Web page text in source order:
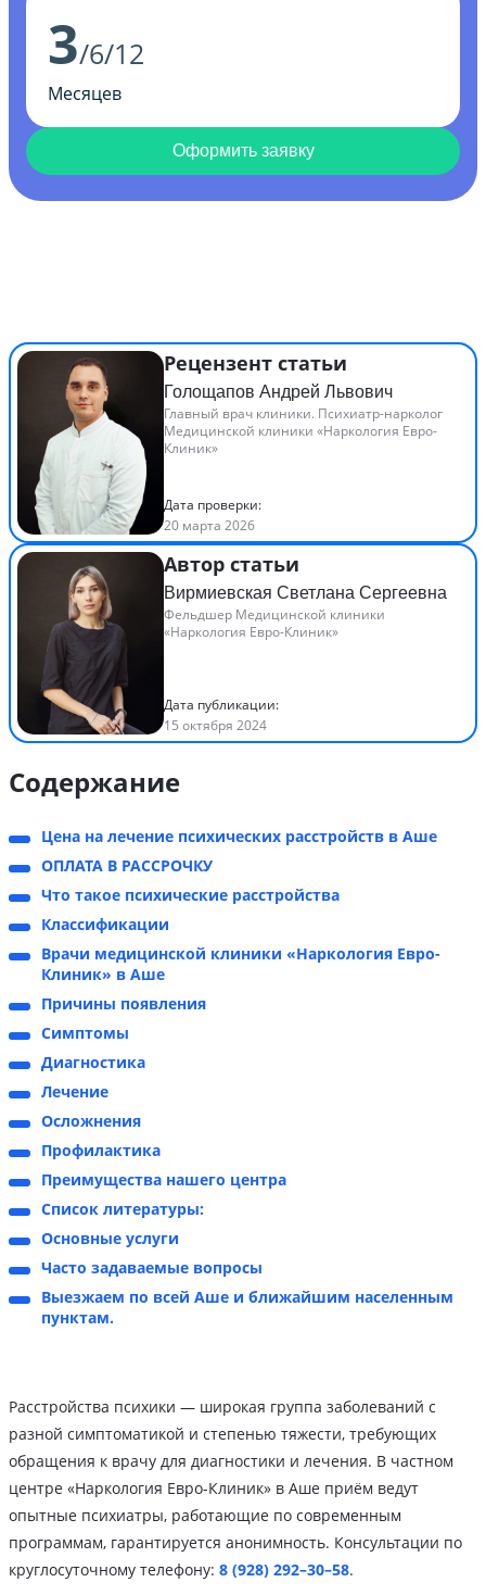
3/6/12
Месяцев
Оформить заявку
Рецензент статьи
Голощапов Андрей Львович
Главный врач клиники. Психиатр-нарколог
Медицинской клиники «Наркология Евро-
Клиник»
Дата проверки:
20 марта 2026
Автор статьи
Вирмиевская Светлана Сергеевна
Фельдшер Медицинской клиники
«Наркология Евро-Клиник»
Дата публикации:
15 октября 2024
Содержание
Цена на лечение психических расстройств в Аше
ОПЛАТА В РАССРОЧКУ
Что такое психические расстройства
Классификации
Врачи медицинской клиники «Наркология Евро-
Клиник» в Аше
Причины появления
Симптомы
Диагностика
Лечение
Осложнения
Профилактика
Преимущества нашего центра
Список литературы:
Основные услуги
Часто задаваемые вопросы
Выезжаем по всей Аше и ближайшим населенным
пунктам.
Расстройства психики — широкая группа заболеваний с
разной симптоматикой и степенью тяжести, требующих
обращения к врачу для диагностики и лечения. В частном
центре «Наркология Евро-Клиник» в Аше приём ведут
опытные психиатры, работающие по современным
программам, гарантируется анонимность. Консультации по
круглосуточному телефону: 8 (928) 292–30–58.